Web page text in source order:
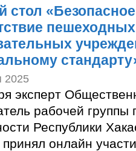
стол
2025
эксперт
рабочей группы
Республики
онлайн